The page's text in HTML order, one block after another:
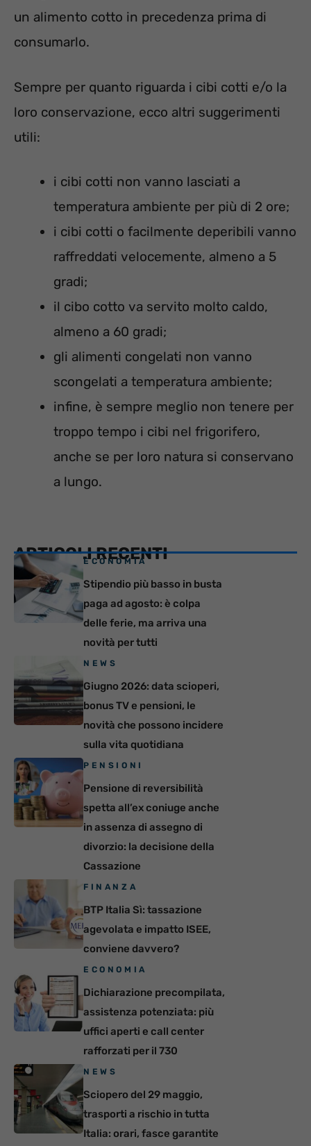
un alimento cotto in precedenza prima di
consumarlo.
Sempre per quanto riguarda i cibi cotti e/o la
loro conservazione, ecco altri suggerimenti
utili:
i cibi cotti non vanno lasciati a
temperatura ambiente per più di 2 ore;
i cibi cotti o facilmente deperibili vanno
raffreddati velocemente, almeno a 5
gradi;
il cibo cotto va servito molto caldo,
almeno a 60 gradi;
gli alimenti congelati non vanno
scongelati a temperatura ambiente;
infine, è sempre meglio non tenere per
troppo tempo i cibi nel frigorifero,
anche se per loro natura si conservano
a lungo.
ARTICOLI RECENTI
ECONOMIA
Stipendio più basso in busta
paga ad agosto: è colpa
delle ferie, ma arriva una
novità per tutti
NEWS
Giugno 2026: data scioperi,
bonus TV e pensioni, le
novità che possono incidere
sulla vita quotidiana
PENSIONI
Pensione di reversibilità
spetta all’ex coniuge anche
in assenza di assegno di
divorzio: la decisione della
Cassazione
FINANZA
BTP Italia Sì: tassazione
agevolata e impatto ISEE,
conviene davvero?
ECONOMIA
Dichiarazione precompilata,
assistenza potenziata: più
uffici aperti e call center
rafforzati per il 730
NEWS
Sciopero del 29 maggio,
trasporti a rischio in tutta
Italia: orari, fasce garantite